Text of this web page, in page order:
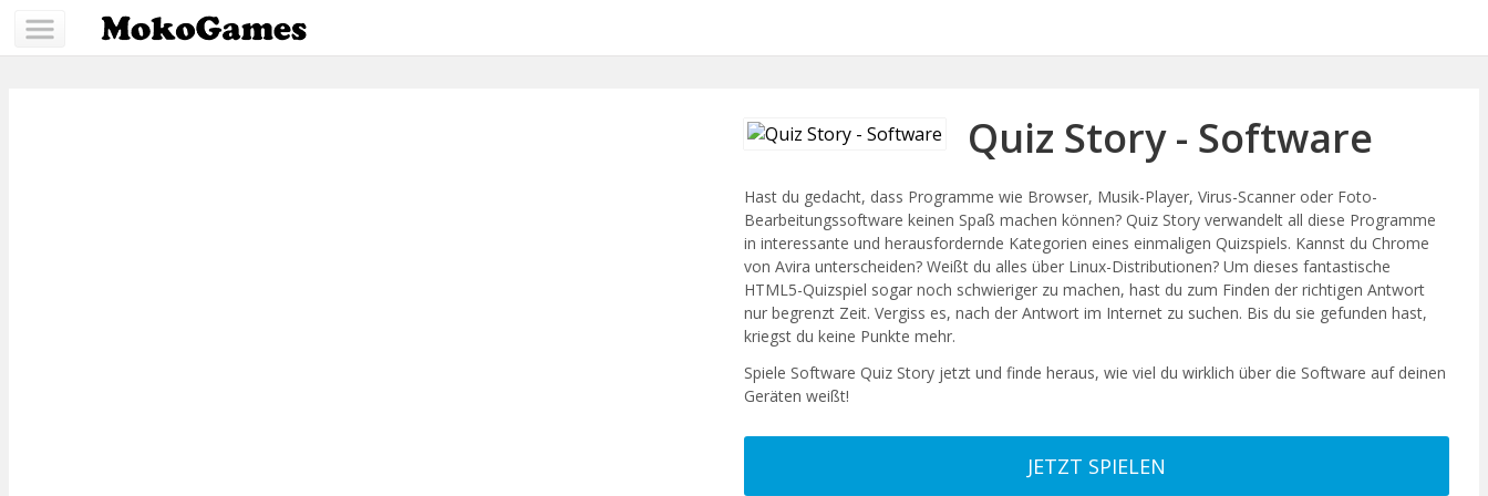
Quiz Story - Software
Hast du gedacht, dass Programme wie Browser, Musik-Player, Virus-Scanner oder Foto-
Bearbeitungssoftware keinen Spaß machen können? Quiz Story verwandelt all diese Programme
in interessante und herausfordernde Kategorien eines einmaligen Quizspiels. Kannst du Chrome
von Avira unterscheiden? Weißt du alles über Linux-Distributionen? Um dieses fantastische
HTML5-Quizspiel sogar noch schwieriger zu machen, hast du zum Finden der richtigen Antwort
nur begrenzt Zeit. Vergiss es, nach der Antwort im Internet zu suchen. Bis du sie gefunden hast,
kriegst du keine Punkte mehr.
Spiele Software Quiz Story jetzt und finde heraus, wie viel du wirklich über die Software auf deinen
Geräten weißt!
JETZT SPIELEN